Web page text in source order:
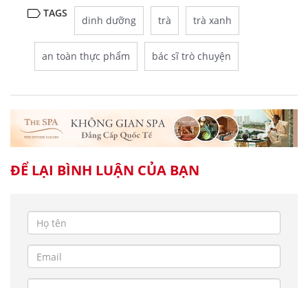
TAGS
dinh dưỡng trà trà xanh
an toàn thực phẩm bác sĩ trò chuyện
ĐỂ LẠI BÌNH LUẬN CỦA BẠN